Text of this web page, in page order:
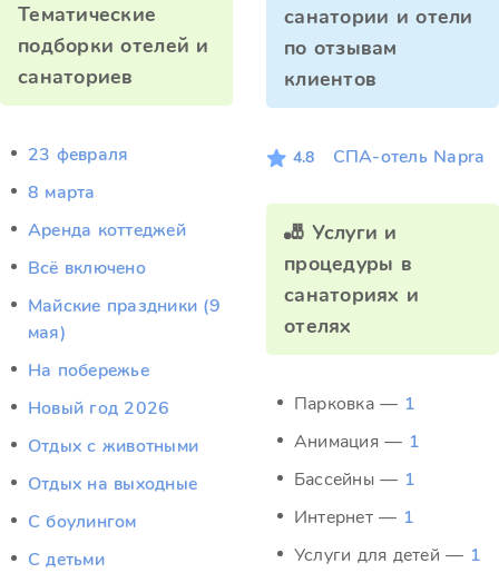
Тематические
подборки отелей и
санаториев
23 февраля
8 марта
Аренда коттеджей
Всё включено
Майские праздники (9
мая)
На побережье
Новый год 2026
Отдых c животными
Отдых на выходные
С боулингом
С детьми
санатории и отели
по отзывам
клиентов
4.8 СПА-отель Napra
🎳 Услуги и
процедуры в
санаториях и
отелях
Парковка — 1
Анимация — 1
Бассейны — 1
Интернет — 1
Услуги для детей — 1